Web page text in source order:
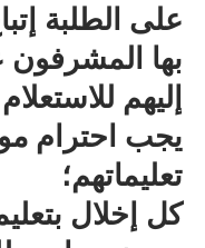
على الطلبة
بها المشرفون
إليهم
يجب احترام
تعليماتهم؛
كل إخلال